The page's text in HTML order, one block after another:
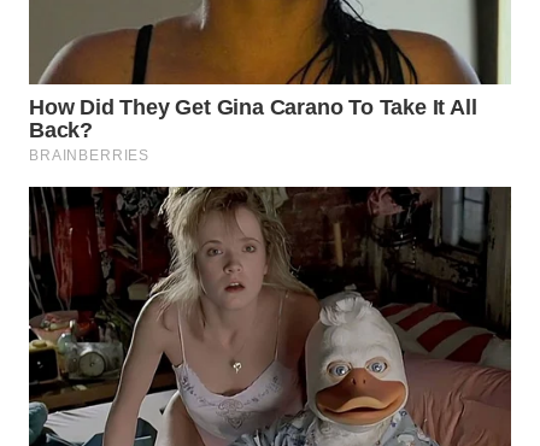
PURWAKARTA
WN
PRIANGAN
TIMUR
WN
SEMARANG
WN
SOLO
WN